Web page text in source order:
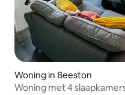
Woning in Beeston
Woning met 4